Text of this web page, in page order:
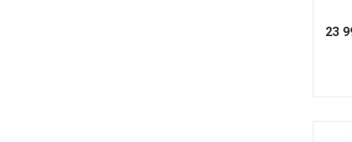
23